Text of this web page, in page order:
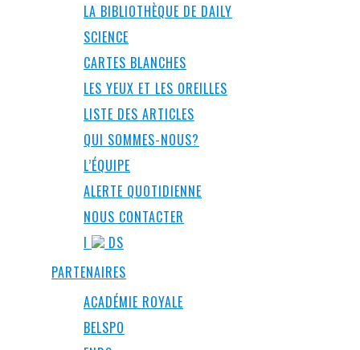
LA BIBLIOTHÈQUE DE DAILY
SCIENCE
CARTES BLANCHES
LES YEUX ET LES OREILLES
LISTE DES ARTICLES
QUI SOMMES-NOUS?
L’ÉQUIPE
ALERTE QUOTIDIENNE
NOUS CONTACTER
I
DS
PARTENAIRES
ACADÉMIE ROYALE
BELSPO